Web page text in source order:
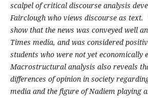
scalpel of critical discourse analysis
Fairclough who views discourse as text.
show that the news was conveyed well
Times media, and was considered
students who were not yet economically
Macrostructural analysis also reveals
differences of opinion in society
media and the figure of Nadiem playing